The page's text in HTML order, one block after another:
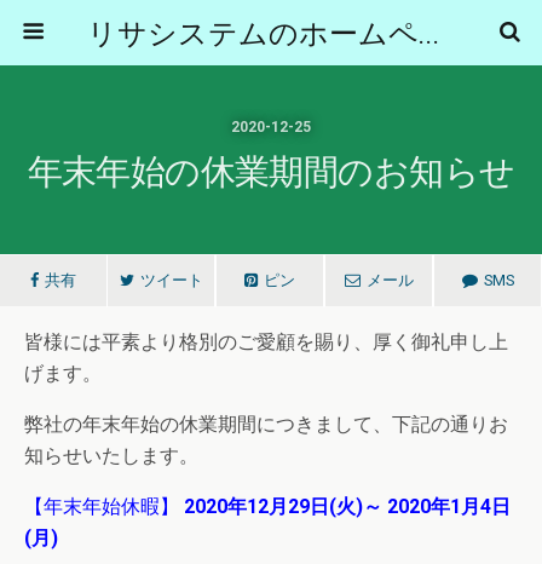
リサシステムのホームページ
2020-12-25
年末年始の休業期間のお知らせ
共有 ツイート ピン メール SMS
皆様には平素より格別のご愛顧を賜り、厚く御礼申し上
げます。
弊社の年末年始の休業期間につきまして、下記の通りお
知らせいたします。
【年末年始休暇】 2020年12月29日(火)～ 2020年1月4日
(月)